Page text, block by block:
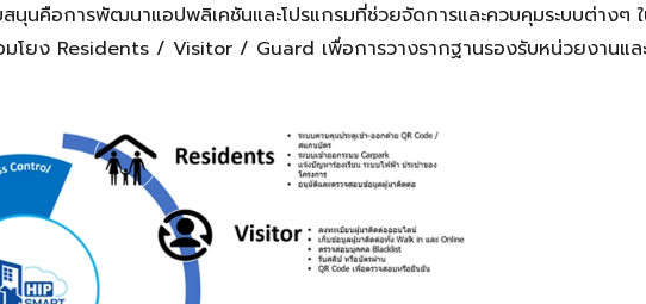
นุนคือการพัฒนาแอปพลิเคชันและโปรแกรมที่ช่วยจัดการและควบคุมระบบต่างๆ
โยง Residents / Visitor / Guard เพื่อการวางรากฐานรองรับหน่วยงานแล